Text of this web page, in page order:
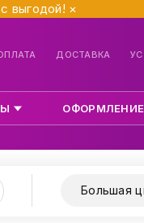
выгодой! ×
ДОСТАВКА
ОФОРМЛЕНИЕ
Большая